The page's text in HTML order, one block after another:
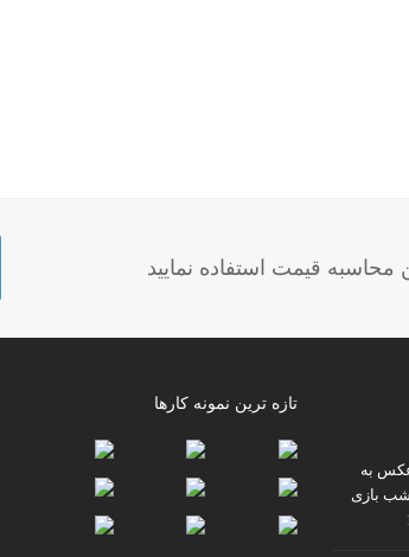
قیمت استفاده نمایید
به
بازی
تازه ترین نمونه کارها